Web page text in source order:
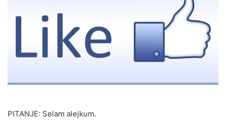
PITANJE: Selam alejkum.